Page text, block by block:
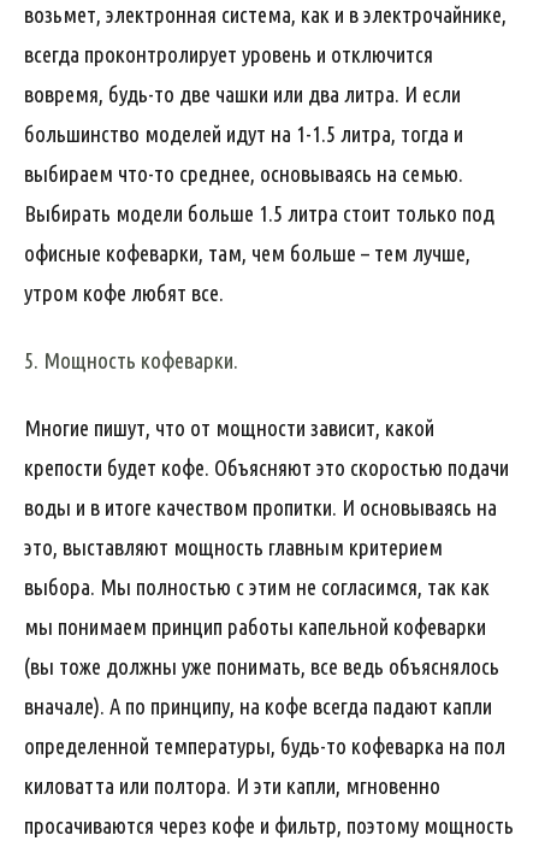
возьмет, электронная система, как и в электрочайнике,
всегда проконтролирует уровень и отключится
вовремя, будь-то две чашки или два литра. И если
большинство моделей идут на 1-1.5 литра, тогда и
выбираем что-то среднее, основываясь на семью.
Выбирать модели больше 1.5 литра стоит только под
офисные кофеварки, там, чем больше – тем лучше,
утром кофе любят все.
5. Мощность кофеварки.
Многие пишут, что от мощности зависит, какой
крепости будет кофе. Объясняют это скоростью подачи
воды и в итоге качеством пропитки. И основываясь на
это, выставляют мощность главным критерием
выбора. Мы полностью с этим не согласимся, так как
мы понимаем принцип работы капельной кофеварки
(вы тоже должны уже понимать, все ведь объяснялось
вначале). А по принципу, на кофе всегда падают капли
определенной температуры, будь-то кофеварка на пол
киловатта или полтора. И эти капли, мгновенно
просачиваются через кофе и фильтр, поэтому мощность